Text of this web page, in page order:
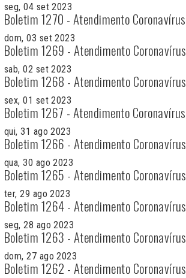
seg, 04 set 2023
Boletim 1270 - Atendimento Coronavírus
dom, 03 set 2023
Boletim 1269 - Atendimento Coronavírus
sab, 02 set 2023
Boletim 1268 - Atendimento Coronavírus
sex, 01 set 2023
Boletim 1267 - Atendimento Coronavírus
qui, 31 ago 2023
Boletim 1266 - Atendimento Coronavírus
qua, 30 ago 2023
Boletim 1265 - Atendimento Coronavírus
ter, 29 ago 2023
Boletim 1264 - Atendimento Coronavírus
seg, 28 ago 2023
Boletim 1263 - Atendimento Coronavírus
dom, 27 ago 2023
Boletim 1262 - Atendimento Coronavírus